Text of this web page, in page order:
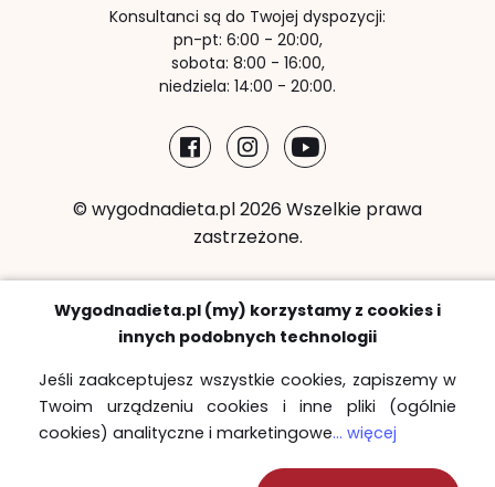
Konsultanci są do Twojej dyspozycji:
pn-pt: 6:00 - 20:00,
sobota: 8:00 - 16:00,
niedziela: 14:00 - 20:00.
© wygodnadieta.pl 2026 Wszelkie prawa
zastrzeżone.
Metody płatności:
Strefy bezpłatnych dostaw
Wygodnadieta.pl (my) korzystamy z cookies i
innych podobnych technologii
Jeśli zaakceptujesz wszystkie cookies, zapiszemy w
Twoim urządzeniu cookies i inne pliki (ogólnie
cookies) analityczne i marketingowe... więcej